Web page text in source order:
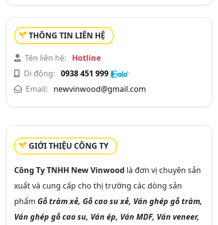
THÔNG TIN LIÊN HỆ
Tên liên hệ:
Hotline
Di động: 0938 451 999
Email:
newvinwood@gmail.com
GIỚI THIỆU CÔNG TY
Công Ty TNHH New Vinwood là đơn vị chuyên sản
xuất và cung cấp cho thị trường các dòng sản
phẩm Gỗ tràm xẻ, Gỗ cao su xẻ, Ván ghép gỗ tràm,
Ván ghép gỗ cao su, Ván ép, Ván MDF, Ván veneer,